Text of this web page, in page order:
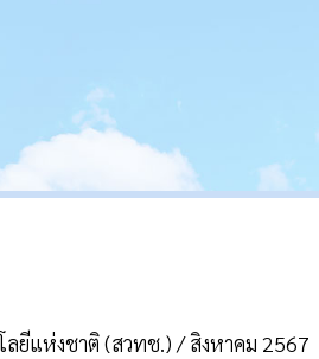
ยีแห่งชาติ (สวทช.) / สิงหาคม 2567